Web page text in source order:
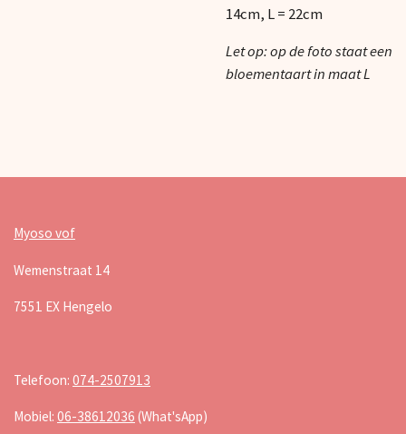
14cm, L = 22cm
Let op: op de foto staat een
bloementaart in maat L
Myoso vof
Wemenstraat 14
7551 EX Hengelo
Telefoon: 074-2507913
Mobiel: 06-38612036 (What'sApp)